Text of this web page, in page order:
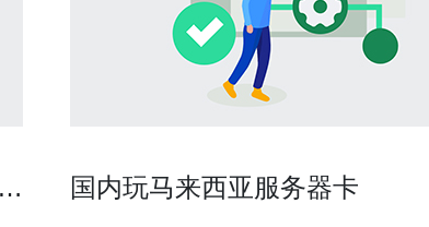
国内玩马来西亚服务器卡